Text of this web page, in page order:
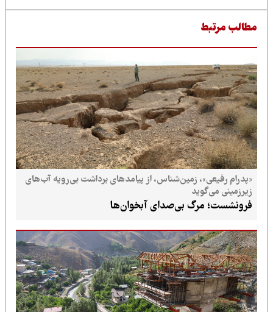
مرتبط
«پدرام رفیعی»، زمین‌شناس، از پیامدهای برداشت بی‌رویه آب‌های
زیرزمینی می‌گوید
فرونشست؛ مرگ بی‌صدای آبخوان‌ها